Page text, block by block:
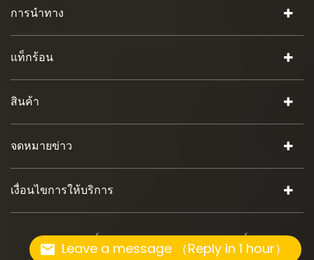
Leave a message （Reply in 1 hour）
การนำทาง
แท็กร้อน
สินค้า
จดหมายข่าว
เงื่อนไขการให้บริการ
ลิขสิทธิ์ © 2026 iSuoChem.สงวนลิขสิทธิ์.